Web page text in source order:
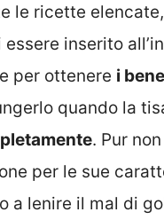
le ricette
inserito
per ottenere i
quando la
. Pur
per le sue
a lenire il mal di